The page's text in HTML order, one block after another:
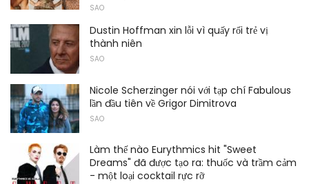
SAO
Dustin Hoffman xin lỗi vì quấy rối trẻ vị
thành niên
SAO
Nicole Scherzinger nói với tạp chí Fabulous
lần đầu tiên về Grigor Dimitrova
SAO
Làm thế nào Eurythmics hit "Sweet
Dreams" đã được tạo ra: thuốc và trầm cảm
- một loại cocktail rực rỡ